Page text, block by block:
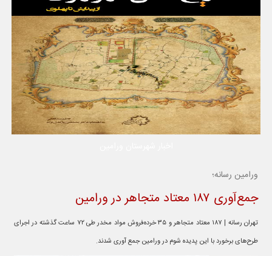
ورامین رسانه؛
جمع‌آوری ۱۸۷ معتاد متجاهر در ورامین
تهران رسانه | ۱۸۷ معتاد متجاهر و ۳۵ خرده‌فروش مواد مخدر طی ۷۲ ساعت گذشته در اجرای
طرح‌های برخورد با این پدیده شوم در ورامین جمع آوری شدند.